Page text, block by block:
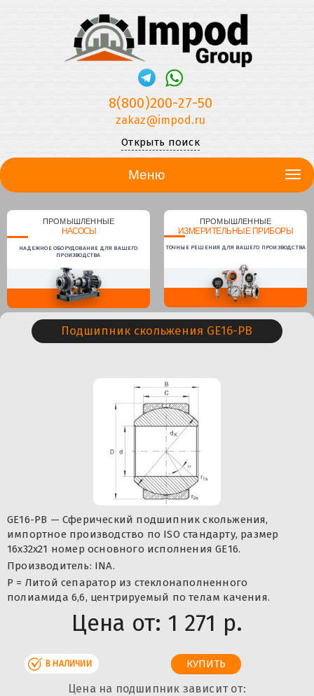
8(800)200-27-50
zakaz@impod.ru
Открыть поиск
Меню
ПРОМЫШЛЕННЫЕ
НАСОСЫ
НАДЕЖНОЕ ОБОРУДОВАНИЕ ДЛЯ ВАШЕГО
ПРОИЗВОДСТВА
ПРОМЫШЛЕННЫЕ
ИЗМЕРИТЕЛЬНЫЕ ПРИБОРЫ
ТОЧНЫЕ РЕШЕНИЯ ДЛЯ ВАШЕГО ПРОИЗВОДСТВА
Подшипник скольжения GE16-PB
GE16-PB — Сферический подшипник скольжения,
импортное производство по ISO стандарту, размер
16x32x21 номер основного исполнения GE16.
Производитель: INA.
P = Литой сепаратор из стеклонаполненного
полиамида 6,6, центрируемый по телам качения.
Цена от: 1 271 р.
В НАЛИЧИИ
Цена на подшипник зависит от: